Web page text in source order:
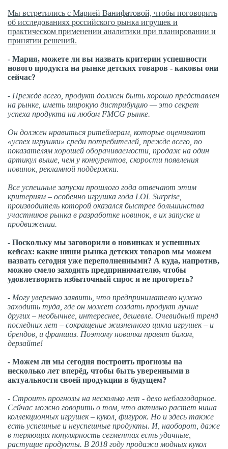
Мы встретились с Марией Ванифатовой, чтобы поговорить
об исследованиях российского рынка игрушек и
практическом применении аналитики при планировании и
принятии решений.
- Мария, можете ли вы назвать критерии успешности
нового продукта на рынке детских товаров - каковы они
сейчас?
- Прежде всего, продукт должен быть хорошо представлен
на рынке, иметь широкую дистрибуцию — это секрет
успеха продукта на любом FMCG рынке.
Он должен нравиться ритейлерам, которые оценивают
«успех игрушки» среди потребителей, прежде всего, по
показателям хорошей оборачиваемости, продаж на один
артикул выше, чем у конкурентов, скорости появления
новинок, рекламной поддержки.
Все успешные запуски прошлого года отвечают этим
критериям – особенно игрушка года LOL Surprise,
производитель которой оказался быстрее большинства
участников рынка в разработке новинок, в их запуске и
продвижении.
- Поскольку мы заговорили о новинках и успешных
кейсах: какие ниши рынка детских товаров мы можем
назвать сегодня уже переполненными? А куда, напротив,
можно смело заходить предпринимателю, чтобы
удовлетворить избыточный спрос и не прогореть?
- Могу уверенно заявить, что предпринимателю нужно
заходить туда, где он может создать продукт лучше
других – необычнее, интереснее, дешевле. Очевидный тренд
последних лет – сокращение жизненного цикла игрушек – и
брендов, и франшиз. Поэтому новинки правят балом,
дерзайте!
- Можем ли мы сегодня построить прогнозы на
несколько лет вперёд, чтобы быть уверенными в
актуальности своей продукции в будущем?
- Строить прогнозы на несколько лет - дело неблагодарное.
Сейчас можно говорить о том, что активно растет ниша
коллекционных игрушек – кукол, фигурок. Но и здесь также
есть успешные и неуспешные продукты. И, наоборот, даже
в теряющих популярность сегментах есть удачные,
растущие продукты. В 2018 году продажи модных кукол